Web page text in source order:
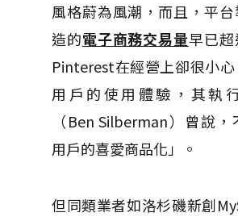
風格蔚為風潮，而且，平
造的電子商務交易量早已
Pinterest在經營上卻很小
用戶的使用體驗，其執
（Ben Silberman）曾說
用戶的喜愛商品化」。
但同類業者如洛杉磯新創